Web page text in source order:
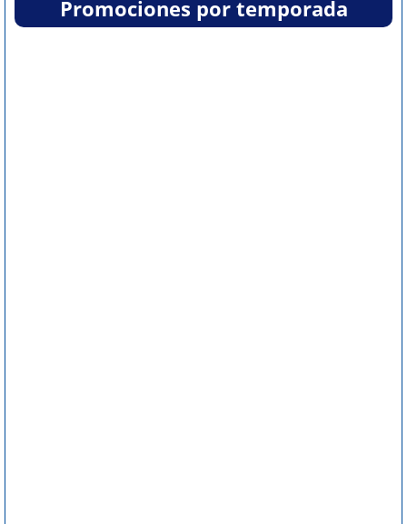
Promociones por temporada